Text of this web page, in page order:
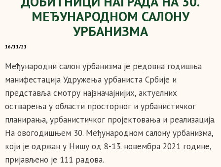
МЕЂУНАРОДНОМ САЛОНУ
УРБАНИЗМА
16/11/21
Међународни салон урбанизма је редовна годишња
манифестација Удружења урбаниста Србије и
представља смотру најзначајнијих, актуелних
остварења у области просторног и урбанистичког
планирања, урбанистичког пројектовања и реализација.
На овогодишњем 30. Mеђународном салону урбанизма,
који је одржан у Нишу од 8-13. новембра 2021 године,
пријављено је 111 радова.